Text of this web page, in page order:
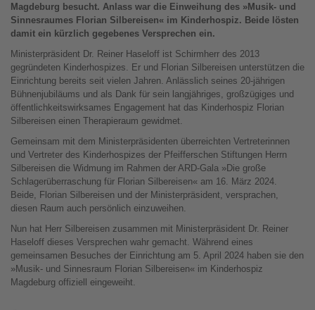
Magdeburg besucht. Anlass war die Einweihung des »Musik- und
Sinnesraumes Florian Silbereisen« im Kinderhospiz. Beide lösten
damit ein kürzlich gegebenes Versprechen ein.
Ministerpräsident Dr. Reiner Haseloff ist Schirmherr des 2013
gegründeten Kinderhospizes. Er und Florian Silbereisen unterstützen die
Einrichtung bereits seit vielen Jahren. Anlässlich seines 20-jährigen
Bühnenjubiläums und als Dank für sein langjähriges, großzügiges und
öffentlichkeitswirksames Engagement hat das Kinderhospiz Florian
Silbereisen einen Therapieraum gewidmet.
Gemeinsam mit dem Ministerpräsidenten überreichten Vertreterinnen
und Vertreter des Kinderhospizes der Pfeifferschen Stiftungen Herrn
Silbereisen die Widmung im Rahmen der ARD-Gala »Die große
Schlagerüberraschung für Florian Silbereisen« am 16. März 2024.
Beide, Florian Silbereisen und der Ministerpräsident, versprachen,
diesen Raum auch persönlich einzuweihen.
Nun hat Herr Silbereisen zusammen mit Ministerpräsident Dr. Reiner
Haseloff dieses Versprechen wahr gemacht. Während eines
gemeinsamen Besuches der Einrichtung am 5. April 2024 haben sie den
»Musik- und Sinnesraum Florian Silbereisen« im Kinderhospiz
Magdeburg offiziell eingeweiht.